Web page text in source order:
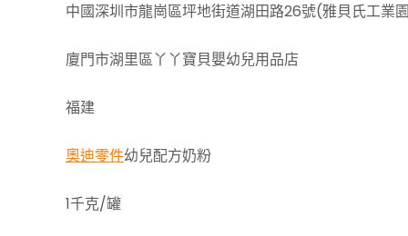
中國深圳市龍崗區坪地街道湖田路26號(雅貝氏工業
廈門市湖里區丫丫寶貝嬰幼兒用品店
福建
奧迪零件幼兒配方奶粉
1千克/罐